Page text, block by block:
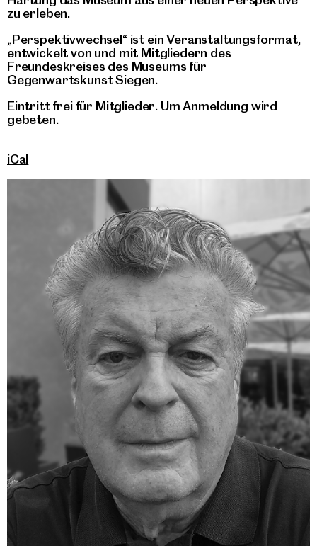
zu erleben.
„Perspektivwechsel“ ist ein Veranstaltungsformat,
entwickelt von und mit Mitgliedern des
Freundeskreises des Museums für
Gegenwartskunst Siegen.
Eintritt frei für Mitglieder. Um Anmeldung wird
gebeten.
iCal